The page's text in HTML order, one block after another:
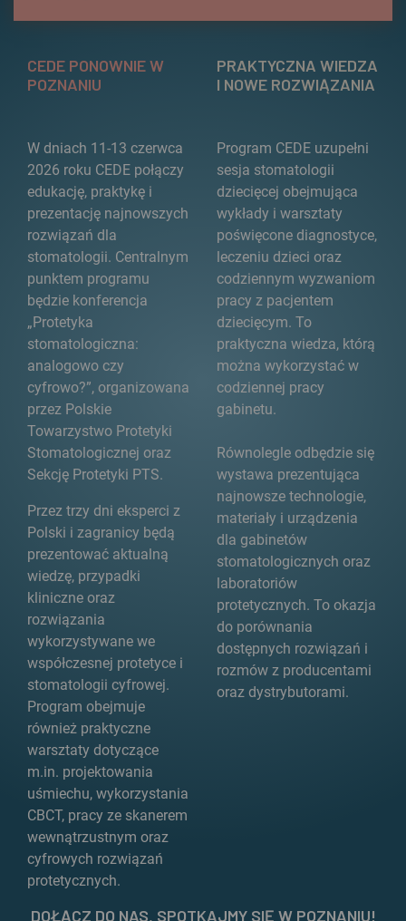
CEDE PONOWNIE W
POZNANIU
W dniach 11-13 czerwca
2026 roku CEDE połączy
edukację, praktykę i
prezentację najnowszych
rozwiązań dla
stomatologii. Centralnym
punktem programu
będzie konferencja
„Protetyka
stomatologiczna:
analogowo czy
cyfrowo?”, organizowana
przez Polskie
Towarzystwo Protetyki
Stomatologicznej oraz
Sekcję Protetyki PTS.
Przez trzy dni eksperci z
Polski i zagranicy będą
prezentować aktualną
wiedzę, przypadki
kliniczne oraz
rozwiązania
wykorzystywane we
współczesnej protetyce i
stomatologii cyfrowej.
Program obejmuje
również praktyczne
warsztaty dotyczące
m.in. projektowania
uśmiechu, wykorzystania
CBCT, pracy ze skanerem
wewnątrzustnym oraz
cyfrowych rozwiązań
protetycznych.
PRAKTYCZNA WIEDZA
I NOWE ROZWIĄZANIA
Program CEDE uzupełni
sesja stomatologii
dziecięcej obejmująca
wykłady i warsztaty
poświęcone diagnostyce,
leczeniu dzieci oraz
codziennym wyzwaniom
pracy z pacjentem
dziecięcym. To
praktyczna wiedza, którą
można wykorzystać w
codziennej pracy
gabinetu.
Równolegle odbędzie się
wystawa prezentująca
najnowsze technologie,
materiały i urządzenia
dla gabinetów
stomatologicznych oraz
laboratoriów
protetycznych. To okazja
do porównania
dostępnych rozwiązań i
rozmów z producentami
oraz dystrybutorami.
DOŁĄCZ DO NAS, SPOTKAJMY SIĘ W POZNANIU!